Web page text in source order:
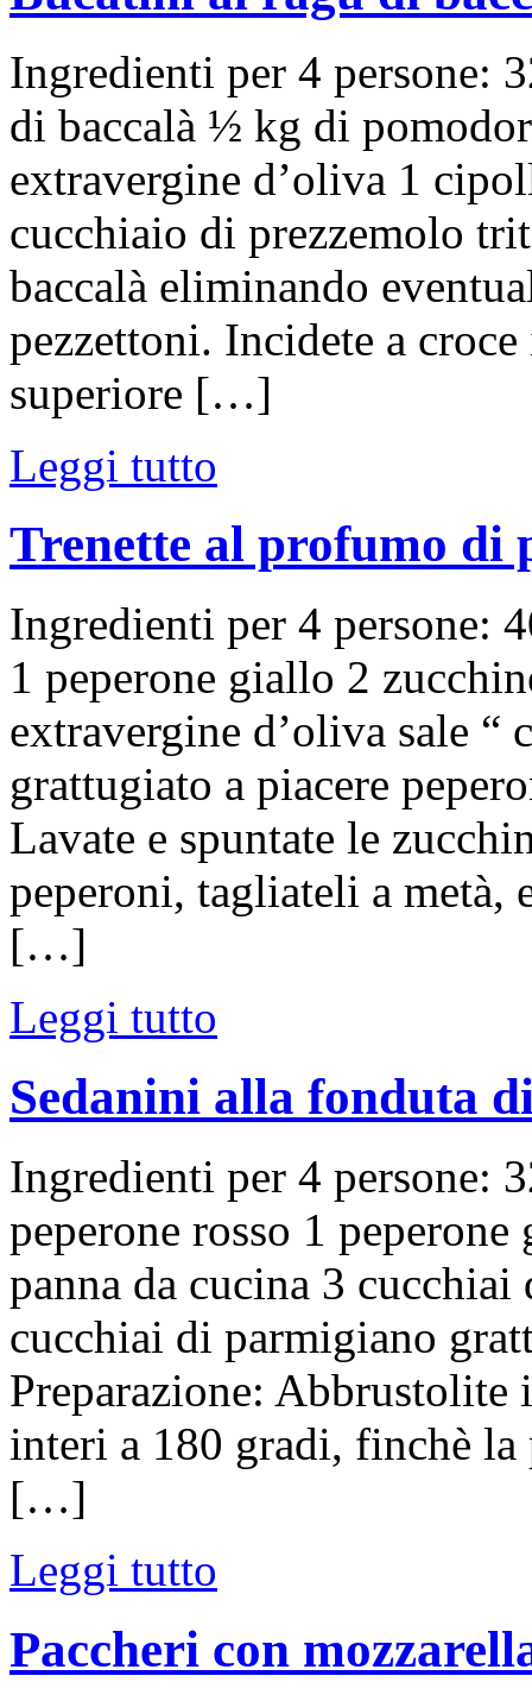
Ingredienti per 4 persone:
di baccalà ½ kg di
extravergine d’oliva 1
cucchiaio di prezzemolo
baccalà eliminando
pezzettoni. Incidete a
superiore […]
Leggi tutto
Trenette al profumo di
Ingredienti per 4 persone:
1 peperone giallo 2
extravergine d’oliva sale “
grattugiato a piacere
Lavate e spuntate le
peperoni, tagliateli a
[…]
Leggi tutto
Sedanini alla fonduta
Ingredienti per 4 persone:
peperone rosso 1
panna da cucina 3
cucchiai di parmigiano
Preparazione:
interi a 180 gradi, finchè
[…]
Leggi tutto
Paccheri con